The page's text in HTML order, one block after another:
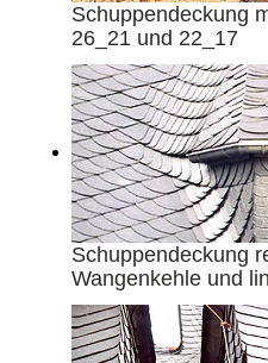
Schuppendeckung
26_21 und 22_17
Schuppendeckung
Wangenkehle und